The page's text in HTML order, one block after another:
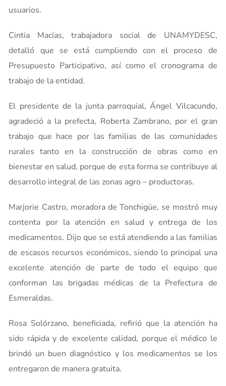
usuarios.
Cintia Macías, trabajadora social de UNAMYDESC,
detalló que se está cumpliendo con el proceso de
Presupuesto Participativo, así como el cronograma de
trabajo de la entidad.
El presidente de la junta parroquial, Ángel Vilcacundo,
agradeció a la prefecta, Roberta Zambrano, por el gran
trabajo que hace por las familias de las comunidades
rurales tanto en la construcción de obras como en
bienestar en salud, porque de esta forma se contribuye al
desarrollo integral de las zonas agro – productoras.
Marjorie Castro, moradora de Tonchigüe, se mostró muy
contenta por la atención en salud y entrega de los
medicamentos. Dijo que se está atendiendo a las familias
de escasos recursos económicos, siendo lo principal una
excelente atención de parte de todo el equipo que
conforman las brigadas médicas de la Prefectura de
Esmeraldas.
Rosa Solórzano, beneficiada, refirió que la atención ha
sido rápida y de excelente calidad, porque el médico le
brindó un buen diagnóstico y los medicamentos se los
entregaron de manera gratuita.